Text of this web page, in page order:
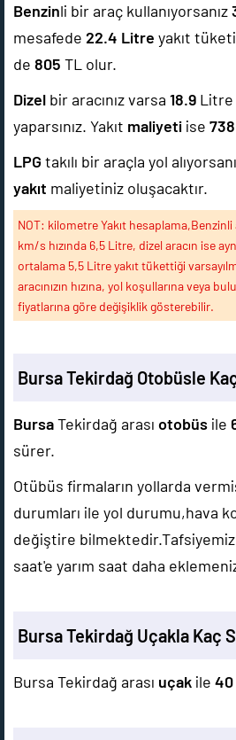
Benzinli bir araç kullanıyorsanız
mesafede 22.4 Litre yakıt
de 805 TL olur.
Dizel bir aracınız varsa 18.9 Litre
yaparsınız. Yakıt maliyeti ise 738
LPG takılı bir araçla yol
yakıt maliyetiniz oluşacaktır.
NOT: kilometre Yakıt
km/s hızında 6,5 Litre, dizel aracın ise
ortalama 5,5 Litre yakıt tükettiği
aracınızın hızına, yol koşullarına veya
fiyatlarına göre değişiklik gösterebilir.
Bursa Tekirdağ Otobüsle
BursaTekirdağ arası otobüs ile
sürer.
Otübüs firmaların yollarda
durumları ile yol durumu,hava
değiştire
saat'e yarım saat daha
Bursa Tekirdağ Uçakla Kaç
Bursa Tekirdağ arası uçak ile 40